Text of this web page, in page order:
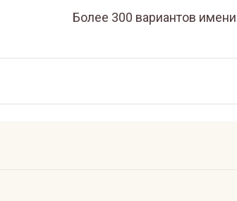
Более 300 вариантов